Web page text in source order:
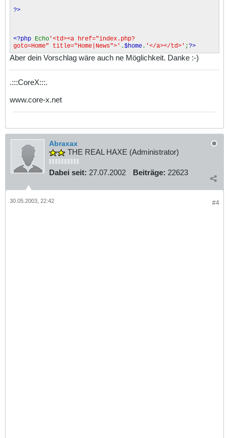
?>
<?php Echo '<td><a href="index.php?
goto=Home" title="Home|News">' .$home . '</a></td>' ;?>
Aber dein Vorschlag wäre auch ne Möglichkeit. Danke :-)
.:::CoreX:::.
www.core-x.net
Abraxax
THE REAL HAXE (Administrator)
Dabei seit: 27.07.2002 Beiträge: 22623
#4
30.05.2003, 22:42